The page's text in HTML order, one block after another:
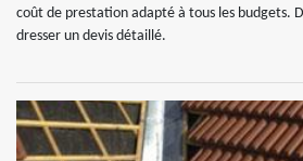
coût de prestation adapté à tous les budgets.
dresser un devis détaillé.